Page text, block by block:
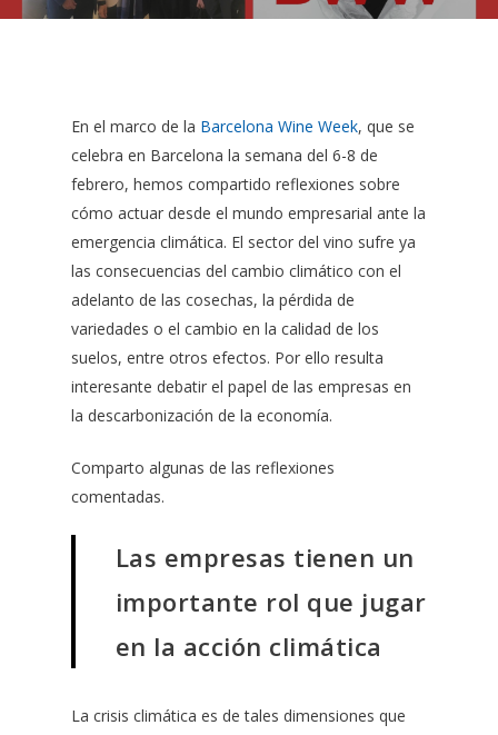
En el marco de la Barcelona Wine Week, que se
celebra en Barcelona la semana del 6-8 de
febrero, hemos compartido reflexiones sobre
cómo actuar desde el mundo empresarial ante la
emergencia climática. El sector del vino sufre ya
las consecuencias del cambio climático con el
adelanto de las cosechas, la pérdida de
variedades o el cambio en la calidad de los
suelos, entre otros efectos. Por ello resulta
interesante debatir el papel de las empresas en
la descarbonización de la economía.
Comparto algunas de las reflexiones
comentadas.
Las empresas tienen un
importante rol que jugar
en la acción climática
La crisis climática es de tales dimensiones que